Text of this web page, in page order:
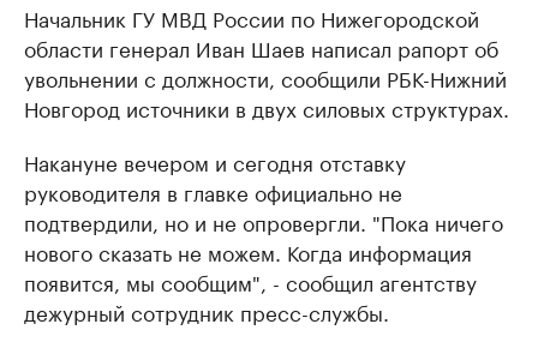
Начальник ГУ МВД России по Нижегородской
области генерал Иван Шаев написал рапорт об
увольнении с должности, ​сообщили РБК-Нижний
Новгород источники в двух силовых структурах.
Накануне вечером и сегодня отставку
руководителя в главке официально не
подтвердили, но и не опровергли. "Пока ничего
нового сказать не можем. Когда информация
появится, мы сообщим", - сообщил агентству
дежурный сотрудник пресс-службы.